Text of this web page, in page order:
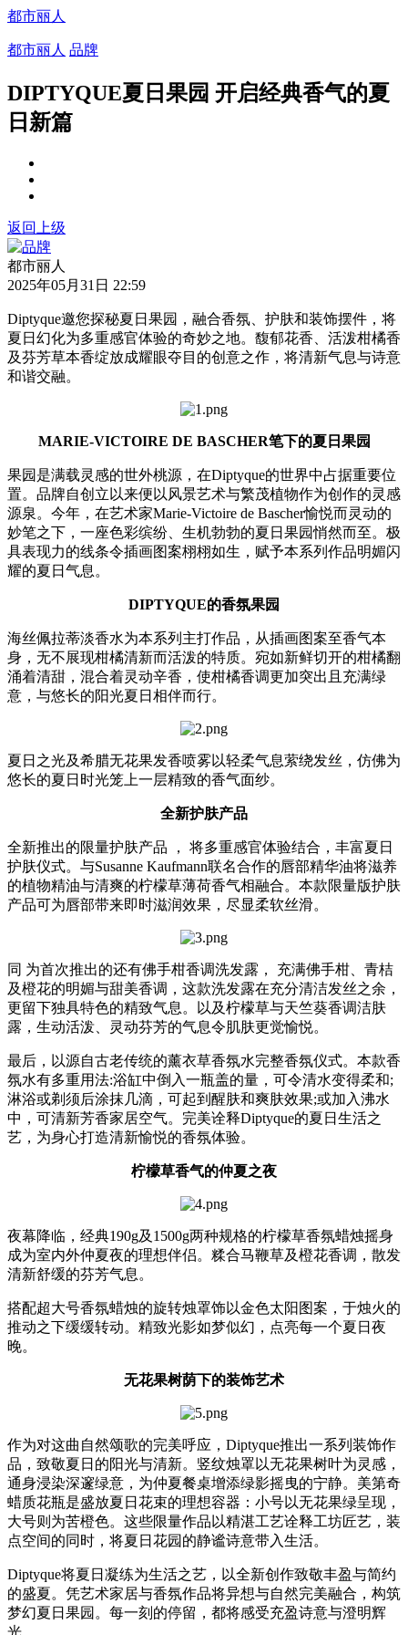
都市丽人
都市丽人 品牌
DIPTYQUE夏日果园 开启经典香气的夏
日新篇
返回上级
都市丽人
2025年05月31日 22:59
Diptyque邀您探秘夏日果园，融合香氛、护肤和装饰摆件，将
夏日幻化为多重感官体验的奇妙之地。馥郁花香、活泼柑橘香
及芬芳草本香绽放成耀眼夺目的创意之作，将清新气息与诗意
和谐交融。
MARIE-VICTOIRE DE BASCHER笔下的夏日果园
果园是满载灵感的世外桃源，在Diptyque的世界中占据重要位
置。品牌自创立以来便以风景艺术与繁茂植物作为创作的灵感
源泉。今年，在艺术家Marie-Victoire de Bascher愉悦而灵动的
妙笔之下，一座色彩缤纷、生机勃勃的夏日果园悄然而至。极
具表现力的线条令插画图案栩栩如生，赋予本系列作品明媚闪
耀的夏日气息。
DIPTYQUE的香氛果园
海丝佩拉蒂淡香水为本系列主打作品，从插画图案至香气本
身，无不展现柑橘清新而活泼的特质。宛如新鲜切开的柑橘翻
涌着清甜，混合着灵动辛香，使柑橘香调更加突出且充满绿
意，与悠长的阳光夏日相伴而行。
夏日之光及希腊无花果发香喷雾以轻柔气息萦绕发丝，仿佛为
悠长的夏日时光笼上一层精致的香气面纱。
全新护肤产品
全新推出的限量护肤产品 ， 将多重感官体验结合，丰富夏日
护肤仪式。与Susanne Kaufmann联名合作的唇部精华油将滋养
的植物精油与清爽的柠檬草薄荷香气相融合。本款限量版护肤
产品可为唇部带来即时滋润效果，尽显柔软丝滑。
同 为首次推出的还有佛手柑香调洗发露， 充满佛手柑、青桔
及橙花的明媚与甜美香调，这款洗发露在充分清洁发丝之余，
更留下独具特色的精致气息。以及柠檬草与天竺葵香调洁肤
露，生动活泼、灵动芬芳的气息令肌肤更觉愉悦。
最后，以源自古老传统的薰衣草香氛水完整香氛仪式。本款香
氛水有多重用法:浴缸中倒入一瓶盖的量，可令清水变得柔和;
淋浴或剃须后涂抹几滴，可起到醒肤和爽肤效果;或加入沸水
中，可清新芳香家居空气。完美诠释Diptyque的夏日生活之
艺，为身心打造清新愉悦的香氛体验。
柠檬草香气的仲夏之夜
夜幕降临，经典190g及1500g两种规格的柠檬草香氛蜡烛摇身
成为室内外仲夏夜的理想伴侣。糅合马鞭草及橙花香调，散发
清新舒缓的芬芳气息。
搭配超大号香氛蜡烛的旋转烛罩饰以金色太阳图案，于烛火的
推动之下缓缓转动。精致光影如梦似幻，点亮每一个夏日夜
晚。
无花果树荫下的装饰艺术
作为对这曲自然颂歌的完美呼应，Diptyque推出一系列装饰作
品，致敬夏日的阳光与清新。竖纹烛罩以无花果树叶为灵感，
通身浸染深邃绿意，为仲夏餐桌增添绿影摇曳的宁静。美第奇
蜡质花瓶是盛放夏日花束的理想容器：小号以无花果绿呈现，
大号则为苦橙色。这些限量作品以精湛工艺诠释工坊匠艺，装
点空间的同时，将夏日花园的静谧诗意带入生活。
Diptyque将夏日凝练为生活之艺，以全新创作致敬丰盈与简约
的盛夏。凭艺术家居与香氛作品将异想与自然完美融合，构筑
梦幻夏日果园。每一刻的停留，都将感受充盈诗意与澄明辉
光。